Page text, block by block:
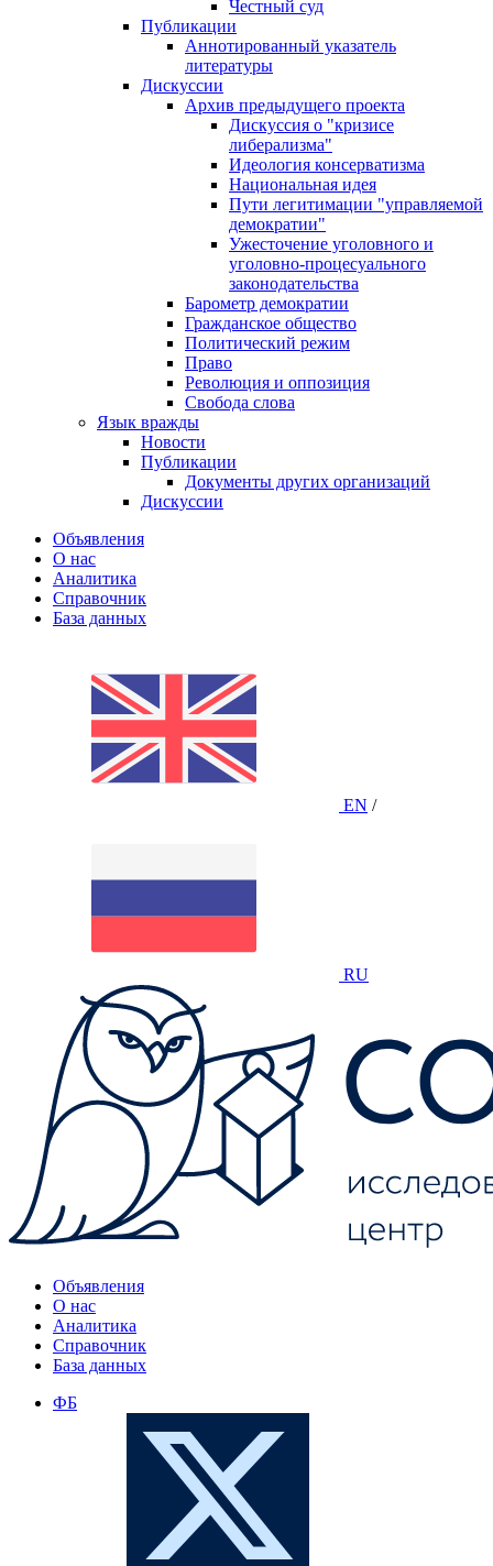
Честный суд
Публикации
Аннотированный указатель
литературы
Дискуссии
Архив предыдущего проекта
Дискуссия о "кризисе
либерализма"
Идеология консерватизма
Национальная идея
Пути легитимации "управляемой
демократии"
Ужесточение уголовного и
уголовно-процесуального
законодательства
Барометр демократии
Гражданское общество
Политический режим
Право
Революция и оппозиция
Свобода слова
Язык вражды
Новости
Публикации
Документы других организаций
Дискуссии
Объявления
О нас
Аналитика
Справочник
База данных
EN /
RU
Объявления
О нас
Аналитика
Справочник
База данных
ФБ